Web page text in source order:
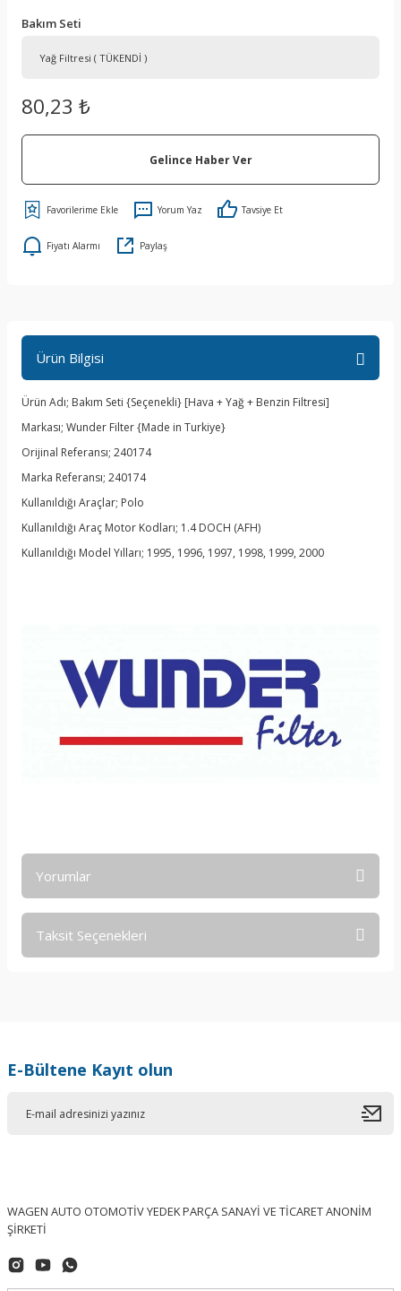
Bakım Seti
80,23 ₺
Gelince Haber Ver
Yorum Yaz Tavsiye Et
Fiyatı Alarmı Paylaş
Ürün Bilgisi
Ürün Adı; Bakım Seti {Seçenekli} [Hava + Yağ + Benzin Filtresi]
Markası; Wunder Filter {Made in Turkiye}
Orijinal Referansı; 240174
Marka Referansı; 240174
Kullanıldığı Araçlar; Polo
Kullanıldığı Araç Motor Kodları; 1.4 DOCH (AFH)
Kullanıldığı Model Yılları; 1995, 1996, 1997, 1998, 1999, 2000
Yorumlar
Taksit Seçenekleri
E-Bültene Kayıt olun
WAGEN AUTO OTOMOTİV YEDEK PARÇA SANAYİ VE TİCARET ANONİM
ŞİRKETİ